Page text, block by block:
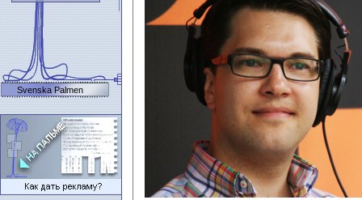
Svenska Palmen